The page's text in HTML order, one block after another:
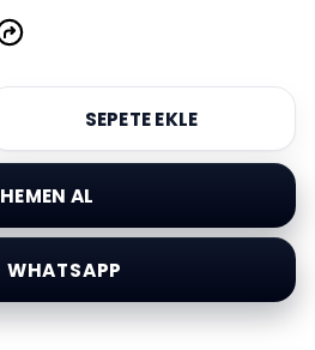
SEPETE EKLE
HEMEN AL
WHATSAPP